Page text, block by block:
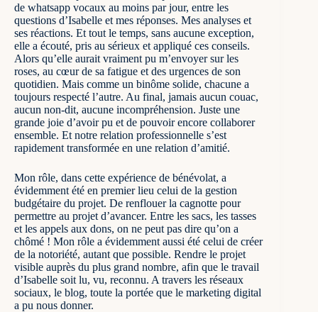
de whatsapp vocaux au moins par jour, entre les
questions d’Isabelle et mes réponses. Mes analyses et
ses réactions. Et tout le temps, sans aucune exception,
elle a écouté, pris au sérieux et appliqué ces conseils.
Alors qu’elle aurait vraiment pu m’envoyer sur les
roses, au cœur de sa fatigue et des urgences de son
quotidien. Mais comme un binôme solide, chacune a
toujours respecté l’autre. Au final, jamais aucun couac,
aucun non-dit, aucune incompréhension. Juste une
grande joie d’avoir pu et de pouvoir encore collaborer
ensemble. Et notre relation professionnelle s’est
rapidement transformée en une relation d’amitié.
Mon rôle, dans cette expérience de bénévolat, a
évidemment été en premier lieu celui de la gestion
budgétaire du projet. De renflouer la cagnotte pour
permettre au projet d’avancer. Entre les sacs, les tasses
et les appels aux dons, on ne peut pas dire qu’on a
chômé ! Mon rôle a évidemment aussi été celui de créer
de la notoriété, autant que possible. Rendre le projet
visible auprès du plus grand nombre, afin que le travail
d’Isabelle soit lu, vu, reconnu. A travers les réseaux
sociaux, le blog, toute la portée que le marketing digital
a pu nous donner.